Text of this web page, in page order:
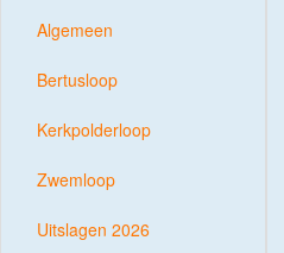
Algemeen
Bertusloop
Kerkpolderloop
Zwemloop
Uitslagen 2026